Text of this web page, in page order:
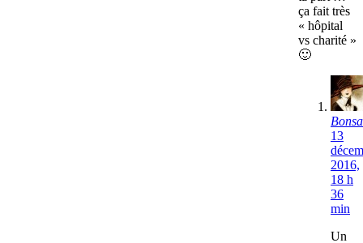
ça fait très
« hôpital
vs charité »
🙂
13
2016,
18 h
36
min
Un